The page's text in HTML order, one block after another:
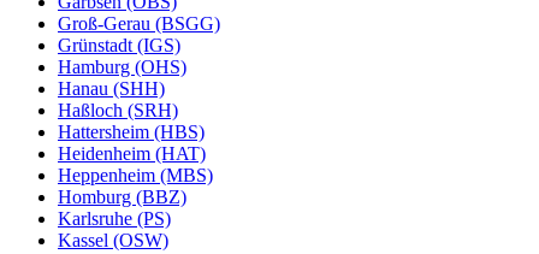
Groß-Gerau (BSGG)
Grünstadt (IGS)
Hamburg (OHS)
Hanau (SHH)
Haßloch (SRH)
Hattersheim (HBS)
Heidenheim (HAT)
Heppenheim (MBS)
Homburg (BBZ)
Karlsruhe (PS)
Kassel (OSW)